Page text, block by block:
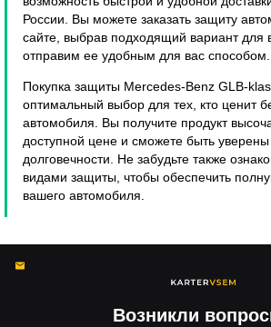
России. Вы можете заказать защиту
сайте, выбрав подходящий вариант
отправим ее удобным для вас способом.
Покупка защиты Mercedes-Benz GLB-
оптимальный выбор для тех, кто ценит
автомобиля. Вы получите продукт
доступной цене и сможете быть
долговечности. Не забудьте также
видами защиты, чтобы обеспечить
вашего автомобиля.
Возникли